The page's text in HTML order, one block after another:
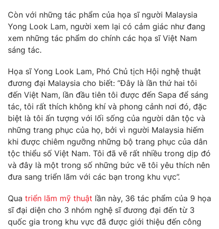
Chất lượng cuộc sống
Học trực tuyến
Công nghệ
Hitech Công nghệ tương lai
Sản phẩm
Thị trường
Tư vấn
Giao lưu trực tuyến
Lịch phát sóng
Chuyên mục khác
Emagazine Podcast
Photo Infographic
Video Shorts video
VTV Money VTV Thể thao
Còn với những tác phẩm của họa sĩ người Malaysia
Yong Look Lam, người xem lại có cảm giác như đang
xem những tác phẩm do chính các họa sĩ Việt Nam
sáng tác.
Họa sĩ Yong Look Lam, Phó Chủ tịch Hội nghệ thuật
đương đại Malaysia cho biết: “Đây là lần thứ hai tôi
đến Việt Nam, lần đầu tiên tôi được đến Sapa để sáng
tác, tôi rất thích không khí và phong cảnh nơi đó, đặc
biệt là tôi ấn tượng với lối sống của người dân tộc và
những trang phục của họ, bởi vì người Malaysia hiếm
khi được chiêm ngưỡng những bộ trang phục của dân
tộc thiểu số Việt Nam. Tôi đã vẽ rất nhiều trong dịp đó
và đây là một trong số những bức vẽ tôi yêu thích nên
đưa sang triển lãm với các bạn trong khu vực”.
Qua triển lãm mỹ thuật lần này, 36 tác phẩm của 9 họa
sĩ đại diện cho 3 nhóm nghệ sĩ đương đại đến từ 3
quốc gia trong khu vực đã được giới thiệu đến công